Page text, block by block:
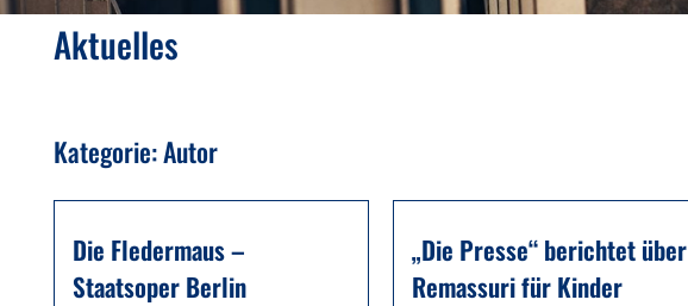
Aktuelles
Kategorie: Autor
Die Fledermaus –
Staatsoper Berlin
„Die Presse“ berichtet über
Remassuri für Kinder